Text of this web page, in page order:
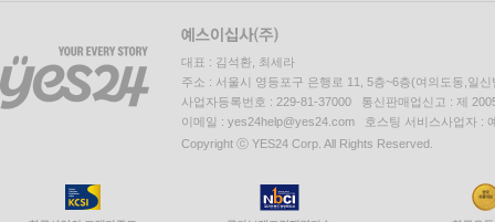
대표 : 김석환, 최세라
주소 : 서울시 영등포구 은행로 11, 5층~6층(여의도동,일신
사업자등록번호 : 229-81-37000 통신판매업신고 : 제
이메일 : yes24help@yes24.com 호스팅 서비스사업자 :
Copyright ⓒ YES24 Corp. All Rights Reserved.